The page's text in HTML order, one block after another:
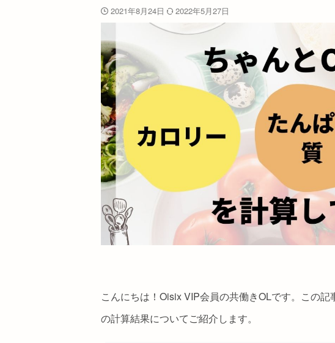
2021年8月24日 2022年5月27日
こんにちは！Oisix VIP会員の共働きOLです。この
の計算結果についてご紹介します。